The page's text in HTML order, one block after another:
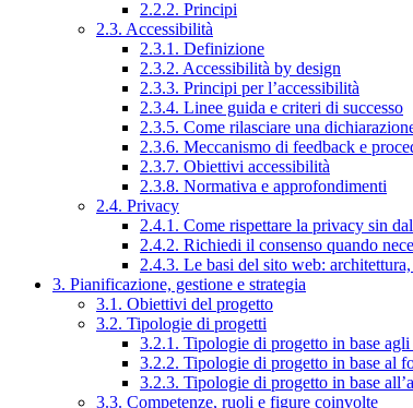
2.2.2. Principi
2.3. Accessibilità
2.3.1. Definizione
2.3.2. Accessibilità by design
2.3.3. Principi per l’accessibilità
2.3.4. Linee guida e criteri di successo
2.3.5. Come rilasciare una
2.3.6. Meccanismo di feedback e
2.3.7. Obiettivi accessibilità
2.3.8. Normativa e approfondimenti
2.4. Privacy
2.4.1. Come rispettare la privacy sin
2.4.2. Richiedi il consenso quando
2.4.3. Le basi del sito web:
3. Pianificazione, gestione e strategia
3.1. Obiettivi del progetto
3.2. Tipologie di progetti
3.2.1. Tipologie di progetto in base
3.2.2. Tipologie di progetto in base al
3.2.3. Tipologie di progetto in base
3.3. Competenze, ruoli e figure coinvolte